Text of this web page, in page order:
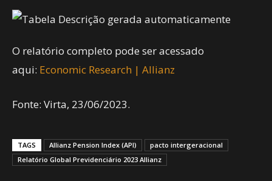
O relatório completo pode ser acessado
aqui: Economic Research | Allianz
Fonte: Virta, 23/06/2023.
TAGS Allianz Pension Index (API)
pacto intergeracional
Relatório Global Previdenciário 2023 Allianz